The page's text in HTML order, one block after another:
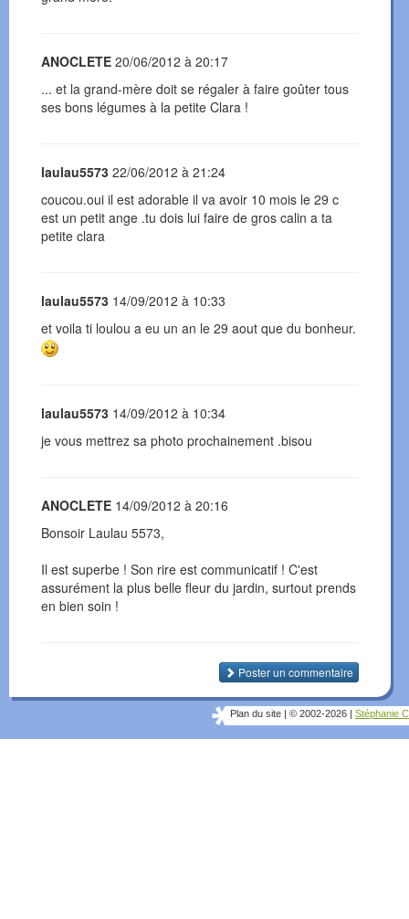
ANOCLETE 20/06/2012 à 20:17
... et la grand-mère doit se régaler à faire goûter tous
ses bons légumes à la petite Clara !
laulau5573 22/06/2012 à 21:24
coucou.oui il est adorable il va avoir 10 mois le 29 c
est un petit ange .tu dois lui faire de gros calin a ta
petite clara
laulau5573 14/09/2012 à 10:33
et voila ti loulou a eu un an le 29 aout que du bonheur.
laulau5573 14/09/2012 à 10:34
je vous mettrez sa photo prochainement .bisou
ANOCLETE 14/09/2012 à 20:16
Bonsoir Laulau 5573,
Il est superbe ! Son rire est communicatif ! C'est
assurément la plus belle fleur du jardin, surtout prends
en bien soin !
Poster un commentaire
Plan du site | © 2002-2026 | Stéphanie C